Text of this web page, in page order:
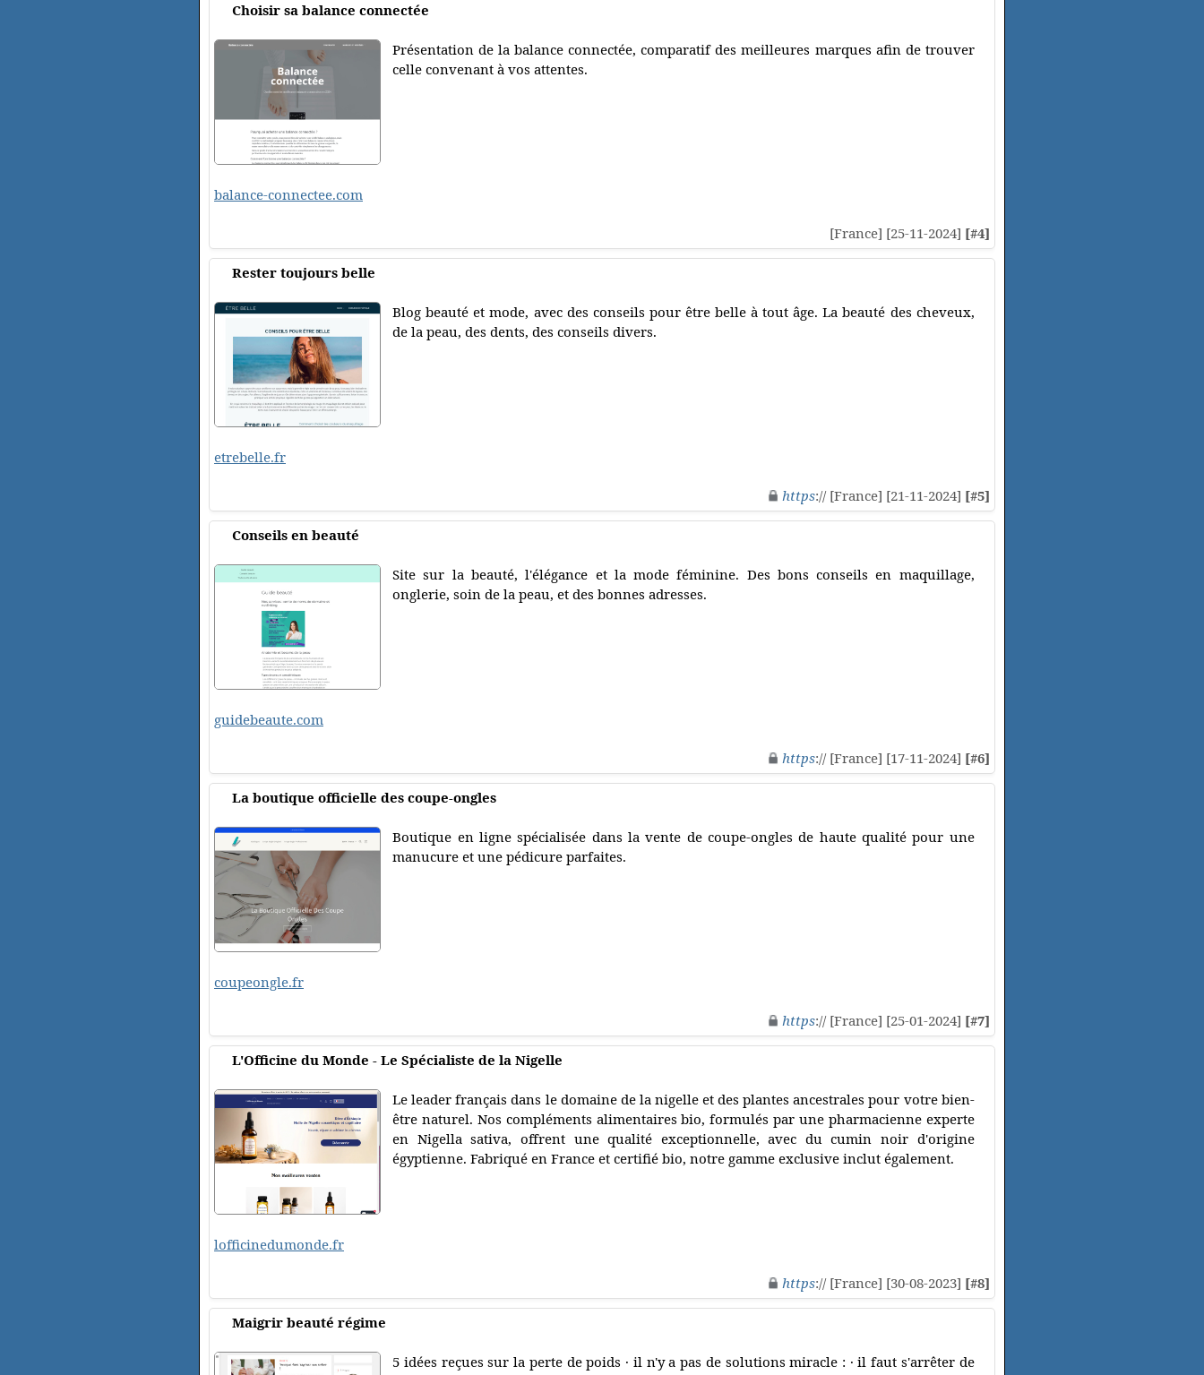
Choisir sa balance connectée
Présentation de la balance connectée, comparatif des meilleures marques afin de trouver
celle convenant à vos attentes.
balance-connectee.com
[France] [25-11-2024] [#4]
Rester toujours belle
Blog beauté et mode, avec des conseils pour être belle à tout âge. La beauté des cheveux,
de la peau, des dents, des conseils divers.
etrebelle.fr
https:// [France] [21-11-2024] [#5]
Conseils en beauté
Site sur la beauté, l'élégance et la mode féminine. Des bons conseils en maquillage,
onglerie, soin de la peau, et des bonnes adresses.
guidebeaute.com
https:// [France] [17-11-2024] [#6]
La boutique officielle des coupe-ongles
Boutique en ligne spécialisée dans la vente de coupe-ongles de haute qualité pour une
manucure et une pédicure parfaites.
coupeongle.fr
https:// [France] [25-01-2024] [#7]
L'Officine du Monde - Le Spécialiste de la Nigelle
Le leader français dans le domaine de la nigelle et des plantes ancestrales pour votre bien-
être naturel. Nos compléments alimentaires bio, formulés par une pharmacienne experte
en Nigella sativa, offrent une qualité exceptionnelle, avec du cumin noir d'origine
égyptienne. Fabriqué en France et certifié bio, notre gamme exclusive inclut également.
lofficinedumonde.fr
https:// [France] [30-08-2023] [#8]
Maigrir beauté régime
5 idées reçues sur la perte de poids · il n'y a pas de solutions miracle : · il faut s'arrêter de